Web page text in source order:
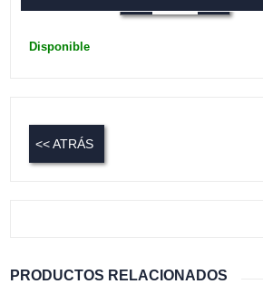
Disponible
<< ATRÁS
PRODUCTOS RELACIONADOS